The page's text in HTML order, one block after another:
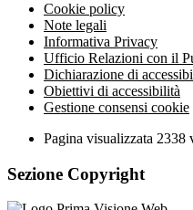
Cookie policy
Note legali
Informativa Privacy
Ufficio Relazioni con il
Dichiarazione di
Obiettivi di accessibilità
Gestione consensi cookie
Pagina visualizzata 2338
Sezione Copyright